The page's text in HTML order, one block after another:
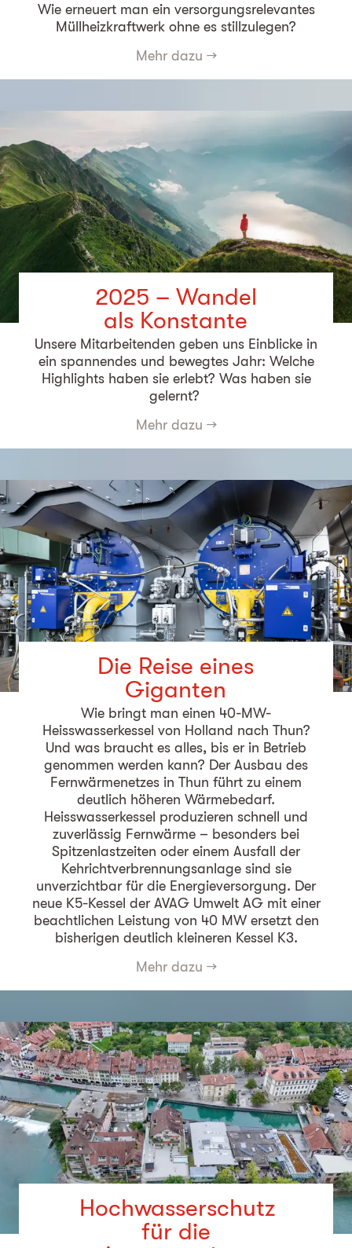
Wie erneuert man ein versorgungsrelevantes
Müllheizkraftwerk ohne es stillzulegen?
Mehr dazu →
2025 – Wandel
als Konstante
Unsere Mitarbeitenden geben uns Einblicke in
ein spannendes und bewegtes Jahr: Welche
Highlights haben sie erlebt? Was haben sie
gelernt?
Mehr dazu →
Die Reise eines
Giganten
Wie bringt man einen 40-MW-
Heisswasserkessel von Holland nach Thun?
Und was braucht es alles, bis er in Betrieb
genommen werden kann? Der Ausbau des
Fernwärmenetzes in Thun führt zu einem
deutlich höheren Wärmebedarf.
Heisswasserkessel produzieren schnell und
zuverlässig Fernwärme – besonders bei
Spitzenlastzeiten oder einem Ausfall der
Kehrichtverbrennungsanlage sind sie
unverzichtbar für die Energieversorgung. Der
neue K5-Kessel der AVAG Umwelt AG mit einer
beachtlichen Leistung von 40 MW ersetzt den
bisherigen deutlich kleineren Kessel K3.
Mehr dazu →
Hochwasserschutz
für die